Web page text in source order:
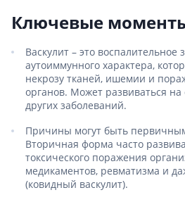
Ключевые
Васкулит – это воспалительное
аутоиммунного характера,
некрозу тканей, ишемии и
органов. Может развиваться
других заболеваний.
Причины могут быть
Вторичная форма часто
токсического поражения
медикаментов, ревматизма и
(ковидный васкулит).